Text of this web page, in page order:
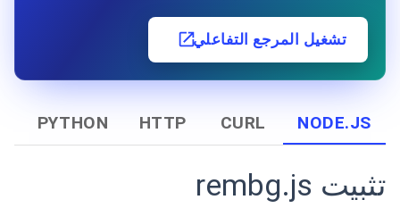
تشغيل المرجع التفاعلي
NODE.JS
CURL
HTTP
PYTHON
تثبيت rembg.js